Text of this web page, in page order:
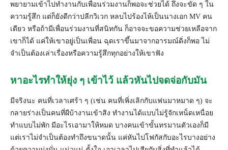
พยายามเข้าไปทำงานกับเพื่อนร่วมงานก็พอจะช่วยได้ ถึงจะขัด ๆ ใน
ความรู้สึก แต่ก็ยังดีกว่าปลีกวิเวก หลบไปร้องไห้เป็นนางเอก MV คน
เดียว หรือถ้ามีเพื่อนร่วมงานที่สนิทกัน ก็อาจจะขอความช่วยเหลือจาก
เขาก็ได้ แค่ให้เขาอยู่เป็นเพื่อน ฉุดเราขึ้นมาจากอารมณ์ดิ่งก็พอ ไม่
จำเป็นต้องเล่าเรื่องหรือความรู้สึกทุกอย่างให้เขาฟัง
หาอะไรทำให้ยุ่ง ๆ เข้าไว้ แล้วหันไปจดจ่อกับมัน
มีจริงนะ คนที่เวลาเศร้า ๆ (เช่น คนที่เพิ่งเลิกกับแฟนมาหมาด ๆ) จะ
กลายร่างเป็นคนที่ผีบ้างานเข้าสิง ทำงานได้แบบไม่รู้จักเหน็ดเหนื่อย
ทำแบบไม่พัก มีอะไรเอามาให้หมด บางคนเข้าขั้นทรมานตัวเองก็มี
แต่เราไม่จำเป็นต้องทำถึงขนาดนั้น แค่หันไปโฟกัสกับอะไรบางอย่าง